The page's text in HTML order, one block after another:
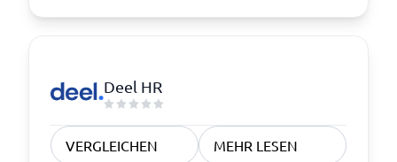
Deel HR
VERGLEICHEN MEHR LESEN